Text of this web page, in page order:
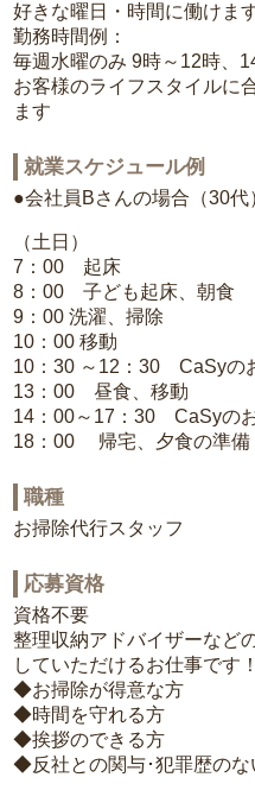
好きな曜日・時間に働けま
勤務時間例：
毎週水曜のみ 9時～12時、
お客様のライフスタイルに
ます
就業スケジュール例
●会社員Bさんの場合（30代
（土日）
7：00 起床
8：00 子ども起床、朝食
9：00 洗濯、掃除
10：00 移動
10：30 ～12：30 CaSyの
13：00 昼食、移動
14：00～17：30 CaSyの
18：00 帰宅、夕食の準備
職種
お掃除代行スタッフ
応募資格
資格不要
整理収納アドバイザーなど
していただけるお仕事です！
◆お掃除が得意な方
◆時間を守れる方
◆挨拶のできる方
◆反社との関与･犯罪歴のな